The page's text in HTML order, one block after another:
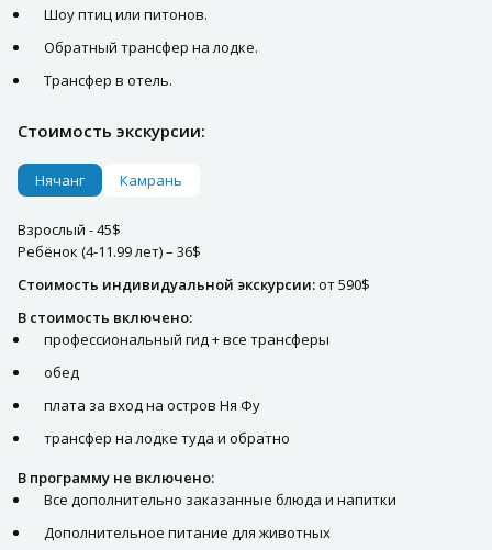
Шоу птиц или питонов.
Обратный трансфер на лодке.
Трансфер в отель.
Стоимость экскурсии:
Нячанг Камрань
Взрослый - 45$
Ребёнок (4-11.99 лет) – 36$
Стоимость индивидуальной экскурсии:от 590$
В стоимость включено:
профессиональный гид + все трансферы
обед
плата за вход на остров Ня Фу
трансфер на лодке туда и обратно
В программу не включено:
Все дополнительно заказанные блюда и напитки
Дополнительное питание для животных